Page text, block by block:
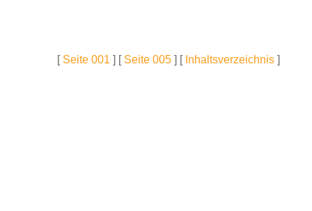
[ Seite 001 ] [ Seite 005 ] [ Inhaltsverzeichnis ]